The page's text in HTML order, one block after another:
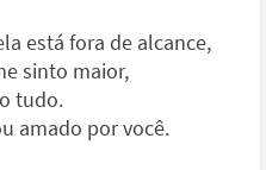
está fora de alcance,
sinto maior,
tudo.
amado por você.